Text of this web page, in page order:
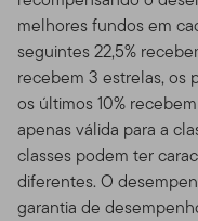
melhores fundos em
seguintes 22,5%
recebem 3 estrelas, os
os últimos 10%
apenas válida para a
classes podem ter
diferentes. O
garantia de
data do acesso ao
reservamos o direito
Site a qualquer
emenda/alteração
Conteúdo. Se você
Uso acrescentados
que concordou com
corrigido.